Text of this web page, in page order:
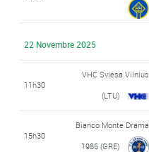
22 Novembre 2025
11h30
VHC Sviesa Vilnius
(LTU)
15h30
Bianco Monte Drama
1986 (GRE)